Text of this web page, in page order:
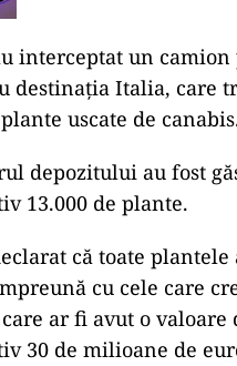
interceptat un camion
destinaţia Italia, care
uscate de
depozitului au fost
13.000 de plante.
că toate plantele
cu cele care
ar fi avut o valoare
30 de milioane de